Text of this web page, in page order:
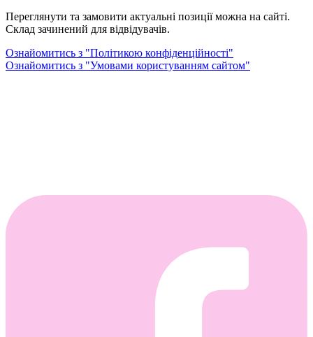
Переглянути та замовити актуальні позиції можна на сайті.
Склад зачинений для відвідувачів.
Ознайомитись з "Політикою конфіденційності"
Ознайомитись з "Умовами користуванням сайтом"